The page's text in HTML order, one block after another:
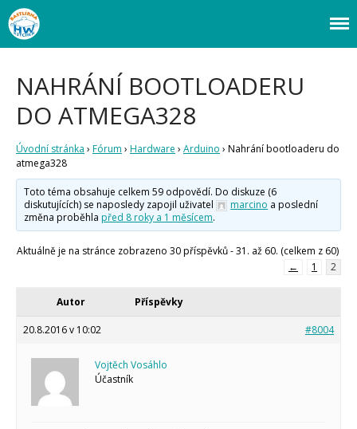
Webový magazín o bastlení a tvoření. Naučte se základy programování a
elektroniky zábavnou formou! Arduino a microbit projekty, návody,
NAHRÁNÍ BOOTLOADERU
DO ATMEGA328
Úvodní stránka › Fórum › Hardware › Arduino › Nahrání bootloaderu do
atmega328
Toto téma obsahuje celkem 59 odpovědí. Do diskuze (6
diskutujících) se naposledy zapojil uživatel
marcino a poslední
změna proběhla před 8 roky a 1 měsícem.
Aktuálně je na stránce zobrazeno 30 příspěvků - 31. až 60. (celkem z 60)
←
1 2
Autor Příspěvky
20.8.2016 v 10:02 #8004
Vojtěch Vosáhlo
Účastník